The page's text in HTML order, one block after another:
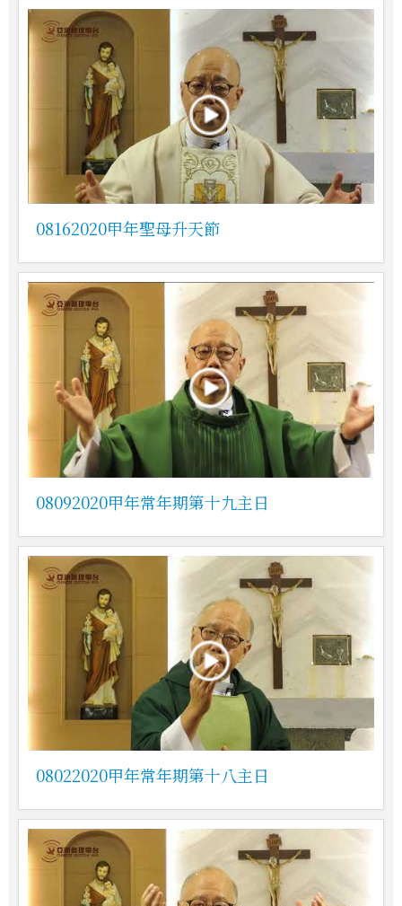
08162020甲年聖母升天節
08092020甲年常年期第十九主日
08022020甲年常年期第十八主日